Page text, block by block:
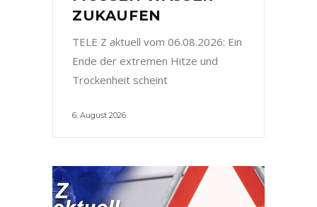
ZUKAUFEN
TELE Z aktuell vom 06.08.2026: Ein
Ende der extremen Hitze und
Trockenheit scheint
6. August 2026